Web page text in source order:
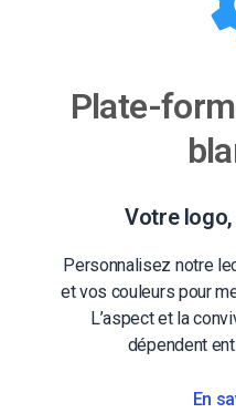
Plate-
Votre
Personnalisez notre
et vos couleurs pour
L’aspect et la
dépendent
En